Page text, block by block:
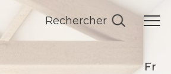
Fr
Rechercher